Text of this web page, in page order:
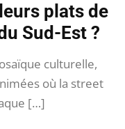
plats de
Sud-Est ?
culturelle,
où la street
[…]